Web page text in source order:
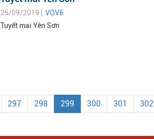
25/09/2019 | VOV6
Tuyết mai Yên Sơn
297 298 299 300 301 302